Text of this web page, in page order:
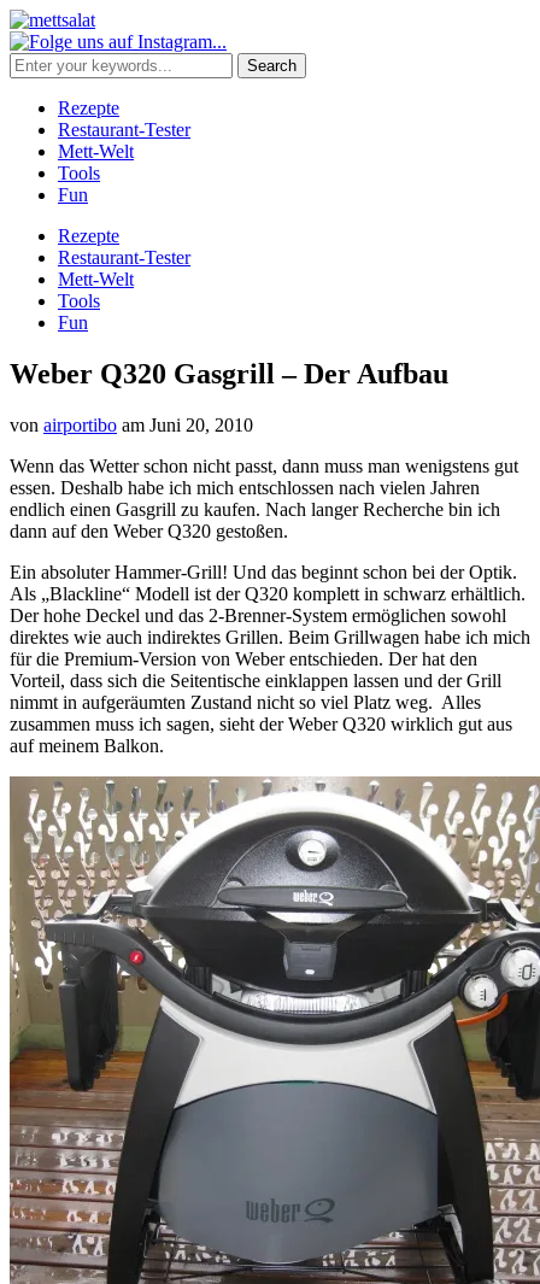
Rezepte
Restaurant-Tester
Mett-Welt
Tools
Fun
Rezepte
Restaurant-Tester
Mett-Welt
Tools
Fun
Weber Q320 Gasgrill – Der Aufbau
von airportibo am Juni 20, 2010
Wenn das Wetter schon nicht passt, dann muss man wenigstens gut
essen. Deshalb habe ich mich entschlossen nach vielen Jahren
endlich einen Gasgrill zu kaufen. Nach langer Recherche bin ich
dann auf den Weber Q320 gestoßen.
Ein absoluter Hammer-Grill! Und das beginnt schon bei der Optik.
Als „Blackline“ Modell ist der Q320 komplett in schwarz erhältlich.
Der hohe Deckel und das 2-Brenner-System ermöglichen sowohl
direktes wie auch indirektes Grillen. Beim Grillwagen habe ich mich
für die Premium-Version von Weber entschieden. Der hat den
Vorteil, dass sich die Seitentische einklappen lassen und der Grill
nimmt in aufgeräumten Zustand nicht so viel Platz weg. Alles
zusammen muss ich sagen, sieht der Weber Q320 wirklich gut aus
auf meinem Balkon.